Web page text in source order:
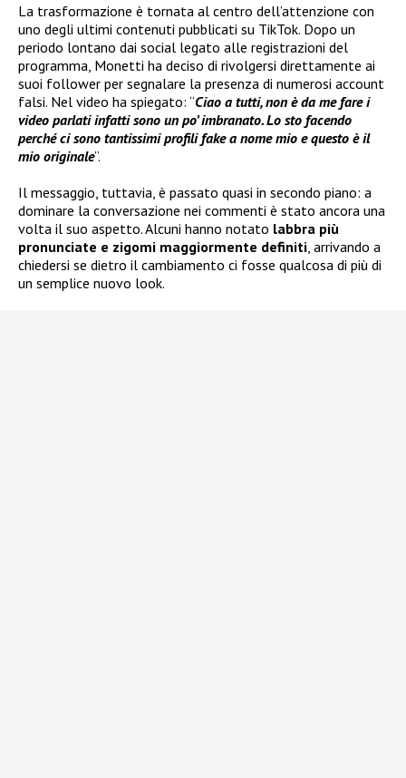
La trasformazione è tornata al centro dell’attenzione con
uno degli ultimi contenuti pubblicati su TikTok. Dopo un
periodo lontano dai social legato alle registrazioni del
programma, Monetti ha deciso di rivolgersi direttamente ai
suoi follower per segnalare la presenza di numerosi account
falsi. Nel video ha spiegato: “Ciao a tutti, non è da me fare i
video parlati infatti sono un po’ imbranato. Lo sto facendo
perché ci sono tantissimi profili fake a nome mio e questo è il
mio originale”.
Il messaggio, tuttavia, è passato quasi in secondo piano: a
dominare la conversazione nei commenti è stato ancora una
volta il suo aspetto. Alcuni hanno notato labbra più
pronunciate e zigomi maggiormente definiti , arrivando a
chiedersi se dietro il cambiamento ci fosse qualcosa di più di
un semplice nuovo look.